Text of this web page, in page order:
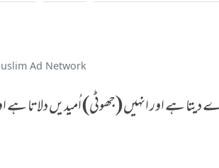
Ad Network
ہے اور انہیں (جھوٹی) اُمیدیں دلاتا